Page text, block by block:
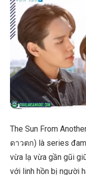
The Sun From
ดาวตก) là series
vừa lạ vừa gần gũi
với linh hồn bị người